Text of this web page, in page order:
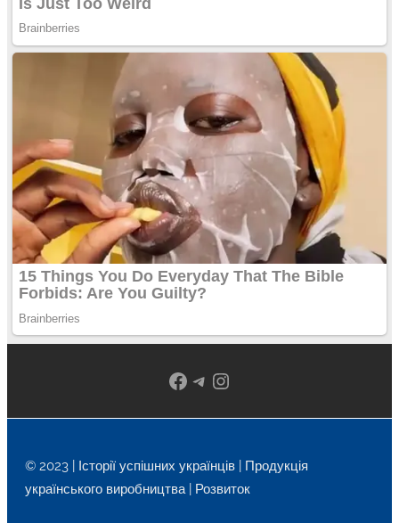
Facebook
Telegram
Instagram
© 2023 | Історії успішних українців | Продукція
українського виробництва | Розвиток